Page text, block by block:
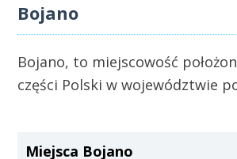
Bojano
Bojano, to miejscowość
części Polski w województwie
Miejsca Bojano